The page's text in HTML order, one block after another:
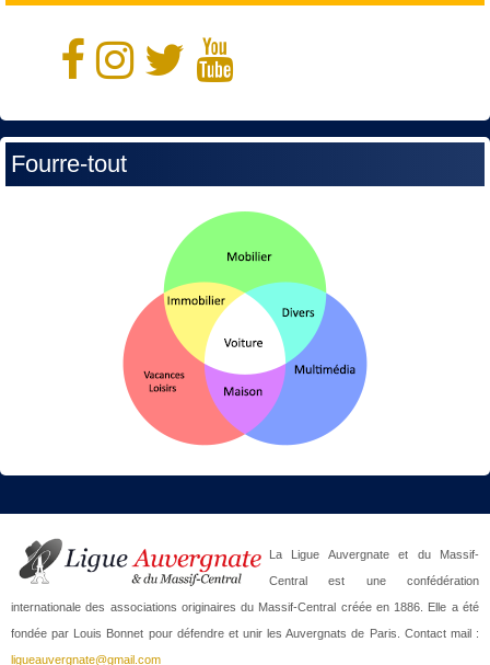
Fourre-tout
La Ligue Auvergnate et du Massif-
Central est une confédération
internationale des associations originaires du Massif-Central créée en 1886. Elle a été
fondée par Louis Bonnet pour défendre et unir les Auvergnats de Paris. Contact mail :
ligueauvergnate@gmail.com